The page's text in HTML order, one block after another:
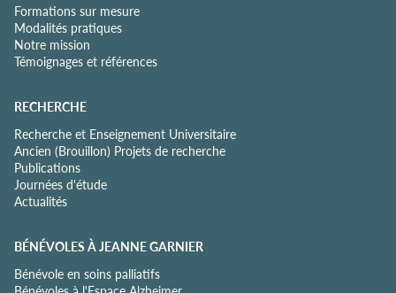
Formations sur mesure
Modalités pratiques
Notre mission
Témoignages et références
RECHERCHE
Recherche et Enseignement Universitaire
Ancien (Brouillon) Projets de recherche
Publications
Journées d'étude
Actualités
BÉNÉVOLES À JEANNE GARNIER
Bénévole en soins palliatifs